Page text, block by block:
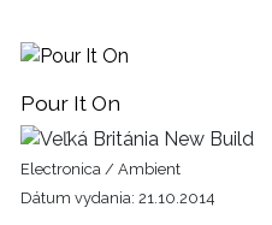
Pour It On
New Build
Electronica / Ambient
Dátum vydania: 21.10.2014